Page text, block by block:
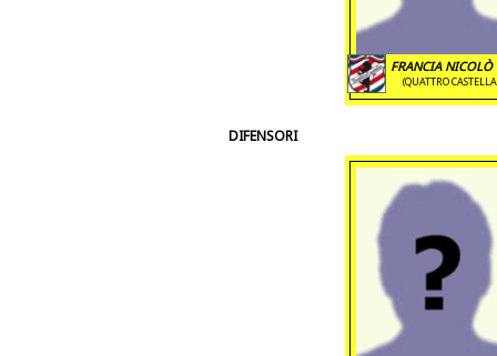
FRANCIA NICOLÒ
(QUATTRO
DIFENSORI